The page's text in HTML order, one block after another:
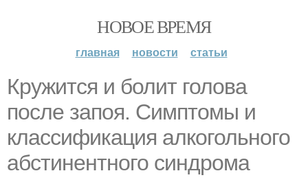
НОВОЕ ВРЕМЯ
главная новости статьи
Кружится и болит голова
после запоя. Симптомы и
классификация алкогольного
абстинентного синдрома